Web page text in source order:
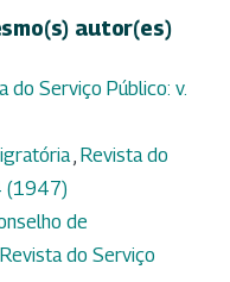
autor(es)
do Serviço Público: v.
, Revista do
(1947)
de
Revista do Serviço